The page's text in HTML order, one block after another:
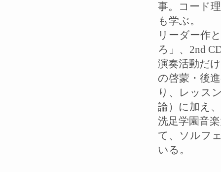
事。コード
も学ぶ。
リーダー作
ろ」、2nd
演奏活動だ
の啓蒙・後
り、レッス
論）に加え
洗足学園音
て、ソルフ
いる。